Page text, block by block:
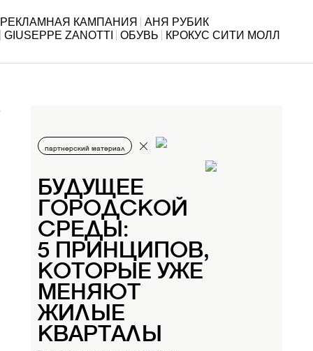
РЕКЛАМНАЯ КАМПАНИЯ
АНЯ РУБИК
GIUSEPPE ZANOTTI
ОБУВЬ КРОКУС СИТИ МОЛЛ
партнерский материал
БУДУЩЕЕ
ГОРОДСКОЙ
СРЕДЫ:
5 ПРИНЦИПОВ,
КОТОРЫЕ УЖЕ
МЕНЯЮТ
ЖИЛЫЕ
КВАРТАЛЫ